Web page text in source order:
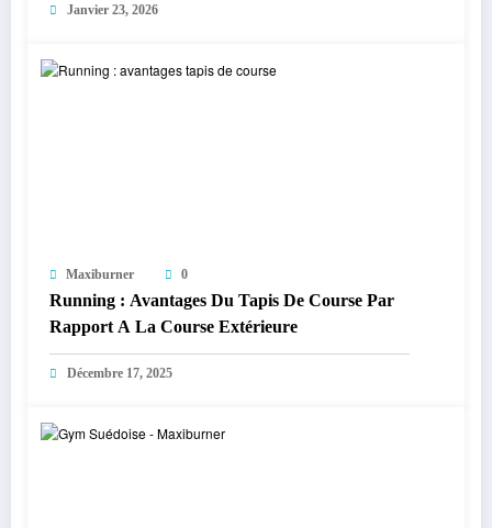
Janvier 23, 2026
Maxiburner 0
Running : Avantages Du Tapis De Course Par
Rapport A La Course Extérieure
Décembre 17, 2025